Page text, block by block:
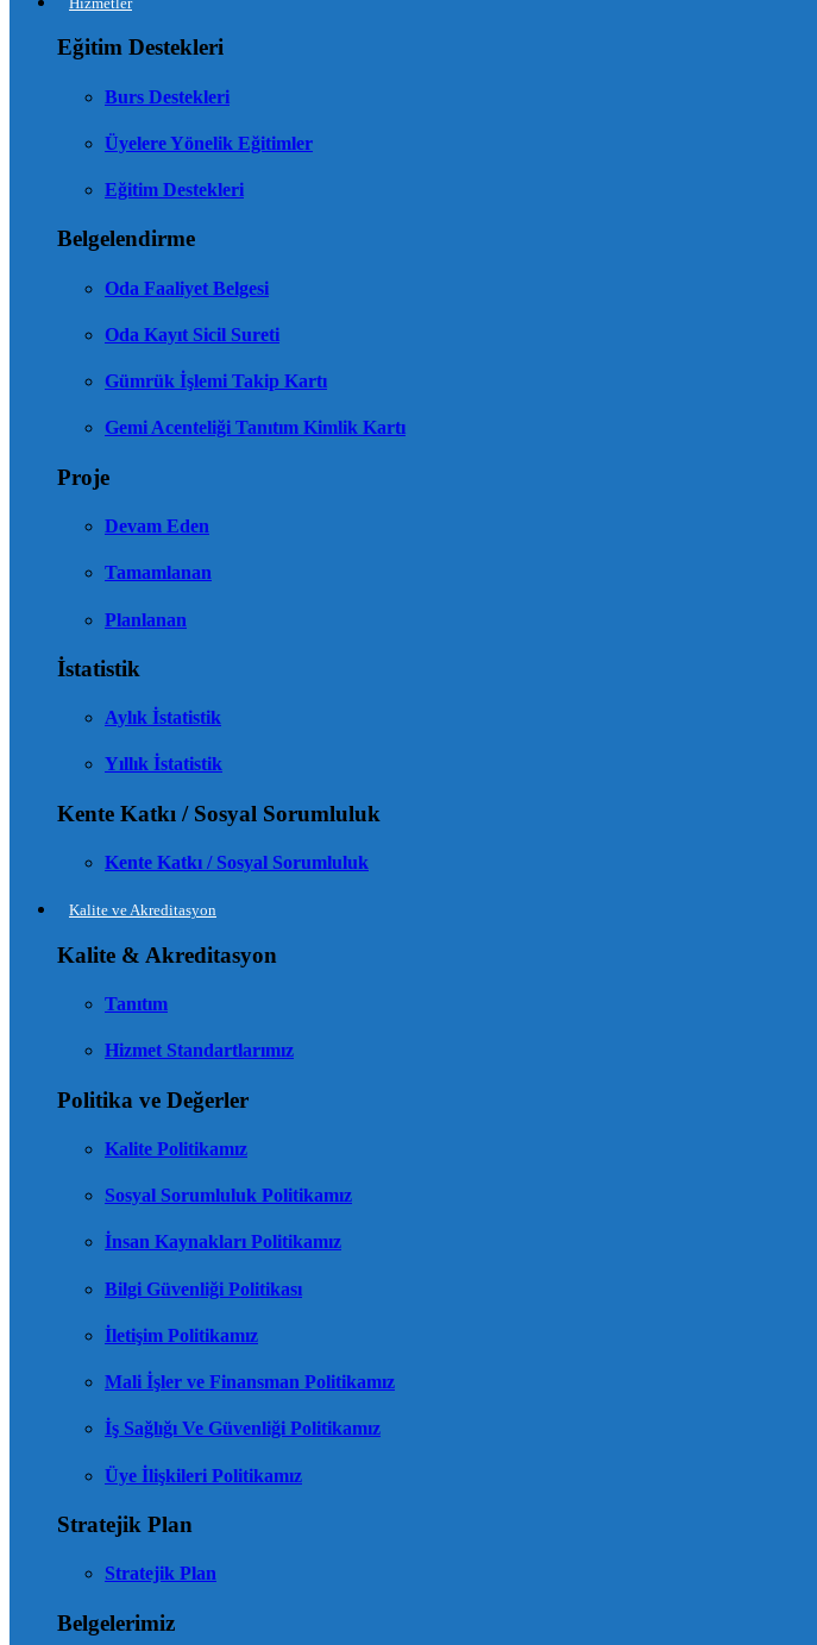
Eğitim Destekleri
Burs Destekleri
Üyelere Yönelik Eğitimler
Eğitim Destekleri
Belgelendirme
Oda Faaliyet Belgesi
Oda Kayıt Sicil Sureti
Gümrük İşlemi Takip Kartı
Gemi Acenteliği Tanıtım Kimlik Kartı
Proje
Devam Eden
Tamamlanan
Planlanan
İstatistik
Aylık İstatistik
Yıllık İstatistik
Kente Katkı / Sosyal Sorumluluk
Kente Katkı / Sosyal Sorumluluk
Kalite ve Akreditasyon
Kalite & Akreditasyon
Tanıtım
Hizmet Standartlarımız
Politika ve Değerler
Kalite Politikamız
Sosyal Sorumluluk Politikamız
İnsan Kaynakları Politikamız
Bilgi Güvenliği Politikası
İletişim Politikamız
Mali İşler ve Finansman Politikamız
İş Sağlığı Ve Güvenliği Politikamız
Üye İlişkileri Politikamız
Stratejik Plan
Stratejik Plan
Belgelerimiz